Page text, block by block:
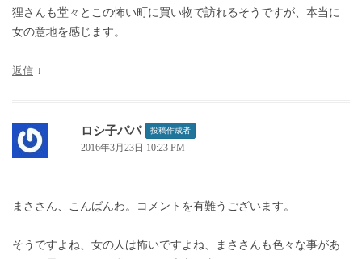
狸さんも堂々とこの怖い町に買い物で訪れるそうですが、本当に
女の意地を感じます。
返信 ↓
ロシ子パパ 投稿作成者
2016年3月23日 10:23 PM
まささん、こんばんわ。コメントを有難うございます。
そうですよね、女の人は怖いですよね、まささんも色々な事があ